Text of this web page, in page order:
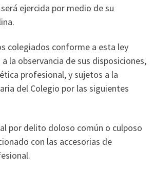
ejercida por medio de su
colegiados conforme a esta ley
la observancia de sus disposiciones,
profesional, y sujetos a la
del Colegio por las siguientes
por delito doloso común o culposo
con las accesorias de